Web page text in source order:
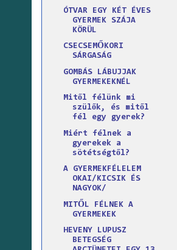
ÓTVAR EGY KÉT ÉVES
GYERMEK SZÁJA
KÖRÜL
CSECSEMŐKORI
SÁRGASÁG
GOMBÁS LÁBUJJAK
GYERMEKEKNÉL
Mitől félünk mi
szülők, és mitől
fél egy gyerek?
Miért félnek a
gyerekek a
sötétségtől?
A GYERMEKFÉLELEM
OKAI/KICSIK ÉS
NAGYOK/
MITŐL FÉLNEK A
GYERMEKEK
HEVENY LUPUSZ
BETEGSÉG